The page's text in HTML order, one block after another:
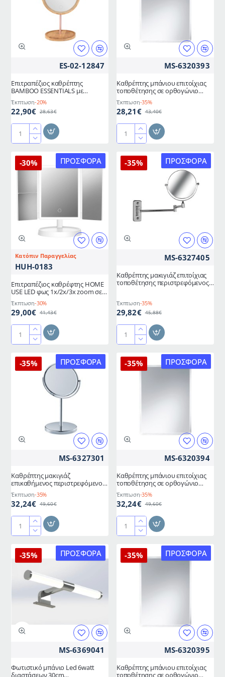
ES-02-12847
Επιτραπέζιος καθρέπτης
BAMBOO ESSENTIALS με
περιμετρικό φωτισμό Led
διαστάσεων 18x18x30cm Estia
Έκπτωση-20%
22,90€ 28,63€
Επιτραπέζιος
BAMBOO
ESSENTIALS
διαστάσεων
18x18x30cm
Estia
MS-6320393
Καθρέπτης μπάνιου επιτοίχιας
τοποθέτησης σε ορθογώνιο
σχήμα διαστάσεων 45x60cm
LUCY
Έκπτωση-35%
28,21€ 43,40€
Καθρέπτης
επιτοίχιας
τοποθέτησης
σχήμα
διαστάσεων
45x60cm
ΠΡΟΣΦΟΡΆ
-30%
Κατόπιν Παραγγελίας
HUH-0183
Επιτραπέζιος καθρέφτης HOME
USE LED φως 1x/2x/3x zoom σε
χρώμα λευκό
Έκπτωση-30%
29,00€ 41,43€
Επιτραπέζιος
HOME
USE
λευκό
ΠΡΟΣΦΟΡΆ
-35%
MS-6327405
Καθρέπτης μακιγιάζ επιτοίχιας
τοποθέτησης περιστρεφόμενος
Έκπτωση-35%
29,82€ 45,88€
Καθρέπτης
επιτοίχιας
τοποθέτησης
ΠΡΟΣΦΟΡΆ
-35%
MS-6327301
Καθρέπτης μακιγιάζ
επικαθήμενος περιστρεφόμενος
2 όψεων υψηλής ποιότητας
Έκπτωση-35%
32,24€ 49,60€
Καθρέπτης
επικαθήμενος
περιστρεφόμενος
όψεων
ποιότητας
ΠΡΟΣΦΟΡΆ
-35%
MS-6320394
Καθρέπτης μπάνιου επιτοίχιας
τοποθέτησης σε ορθογώνιο
σχήμα διαστάσεων 50x70cm
MOLLY
Έκπτωση-35%
32,24€ 49,60€
Καθρέπτης
επιτοίχιας
τοποθέτησης
ΠΡΟΣΦΟΡΆ
-35%
MS-6369041
Φωτιστικό μπάνιο Led 6watt
διαστάσεων 30cm
ΠΡΟΣΦΟΡΆ
-35%
MS-6320395
Καθρέπτης μπάνιου επιτοίχιας
τοποθέτησης σε ορθογώνιο